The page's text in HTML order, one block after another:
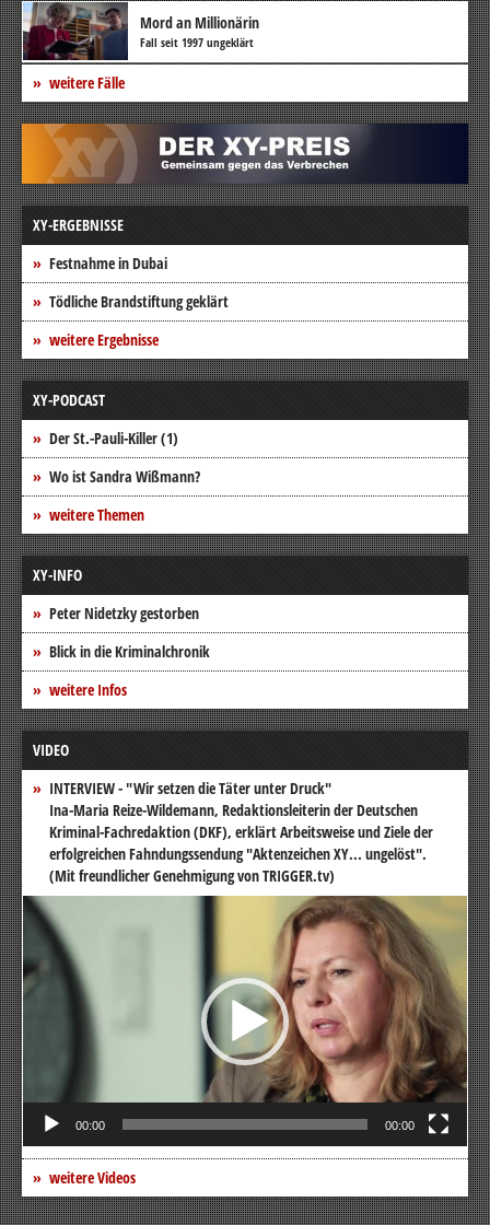
Mord an Millionärin
Fall seit 1997 ungeklärt
weitere Fälle
XY-ERGEBNISSE
Festnahme in Dubai
Tödliche Brandstiftung geklärt
weitere Ergebnisse
XY-PODCAST
Der St.-Pauli-Killer (1)
Wo ist Sandra Wißmann?
weitere Themen
XY-INFO
Peter Nidetzky gestorben
Blick in die Kriminalchronik
weitere Infos
VIDEO
INTERVIEW - "Wir setzen die Täter unter Druck"
Ina-Maria Reize-Wildemann, Redaktionsleiterin der Deutschen
Kriminal-Fachredaktion (DKF), erklärt Arbeitsweise und Ziele der
erfolgreichen Fahndungssendung "Aktenzeichen XY... ungelöst".
(Mit freundlicher Genehmigung von TRIGGER.tv)
Video-
Player
00:00 00:00
weitere Videos